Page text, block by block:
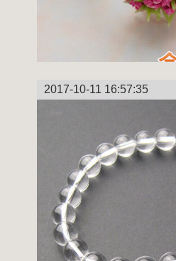
2017-10-11 16:57:35